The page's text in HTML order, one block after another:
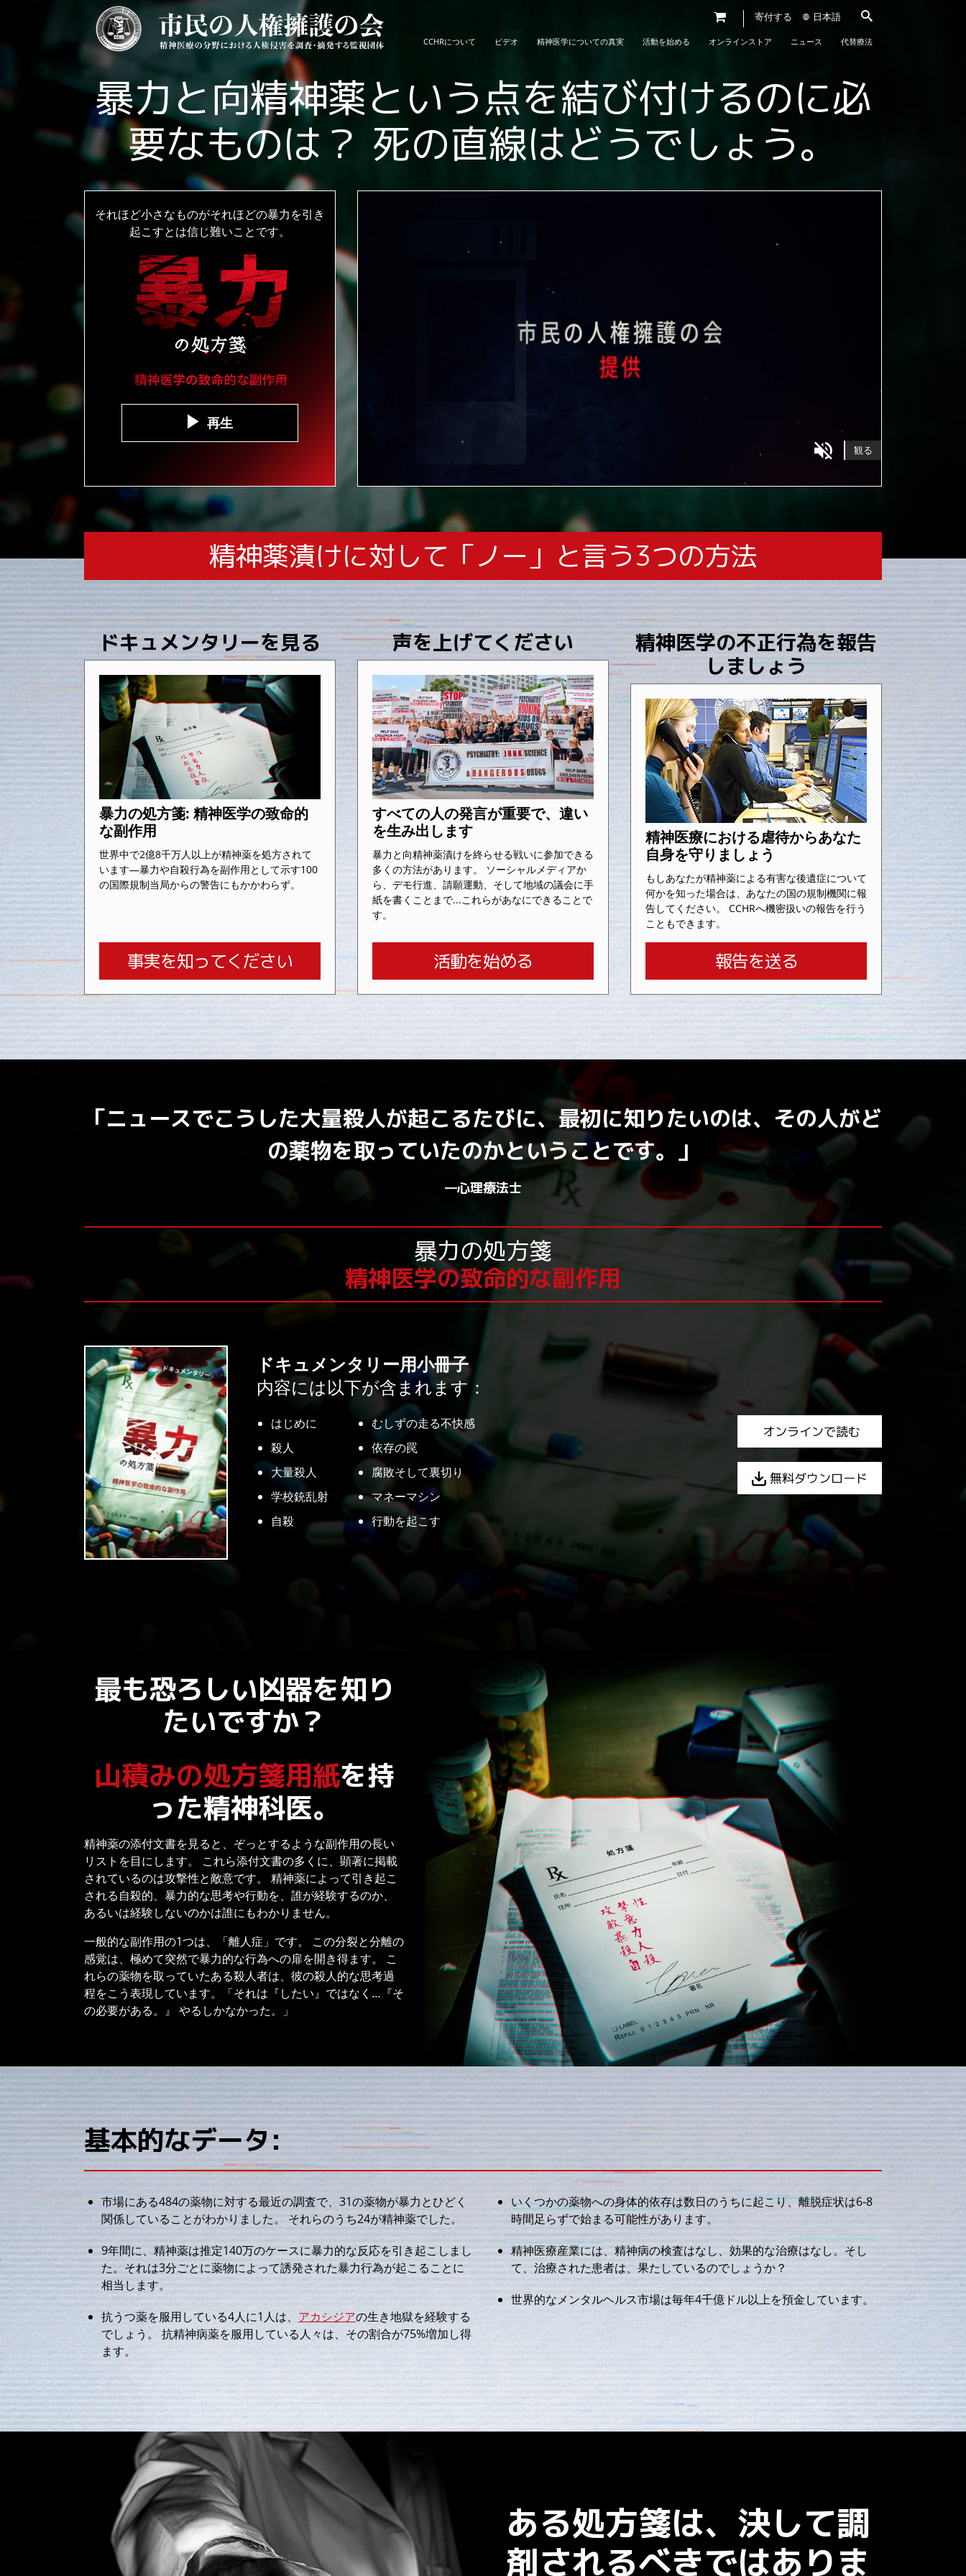
寄付する 日本語
CCHRについて ビデオ 精神医学についての真実 活動を始める オンラインストア ニュース 代替療法
暴力と向精神薬という点を結び付けるのに必
要なものは？ 死の直線はどうでしょう。
それほど小さなものがそれほどの暴力を引き
起こすとは信じ難いことです。
再生
観る
精神薬漬けに対して「ノー」と言う3つの方法
ドキュメンタリーを見る
暴力の処方箋: 精神医学の致命的
な副作用
世界中で2億8千万人以上が精神薬を処方されて
います—暴力や自殺行為を副作用として示す100
の国際規制当局からの警告にもかかわらず。
事実を知ってください
声を上げてください
すべての人の発言が重要で、違い
を生み出します
暴力と向精神薬漬けを終らせる戦いに参加できる
多くの方法があります。 ソーシャルメディアか
ら、デモ行進、請願運動、そして地域の議会に手
紙を書くことまで...これらがあなにできることで
す。
活動を始める
精神医学の不正行為を報告
しましょう
精神医療における虐待からあなた
自身を守りましょう
もしあなたが精神薬による有害な後遺症について
何かを知った場合は、あなたの国の規制機関に報
告してください。 CCHRへ機密扱いの報告を行う
こともできます。
報告を送る
「ニュースでこうした大量殺人が起こるたびに、最初に知りたいのは、その人がど
の薬物を取っていたのかということです。」
—心理療法士
暴力の処方箋
精神医学の致命的な副作用
ドキュメンタリー用小冊子
内容には以下が含まれます：
はじめに
殺人
大量殺人
学校銃乱射
自殺
むしずの走る不快感
依存の罠
腐敗そして裏切り
マネーマシン
行動を起こす
オンラインで読む
無料ダウンロード
最も恐ろしい凶器を知り
たいですか？
山積みの処方箋用紙を持
った精神科医。
精神薬の添付文書を見ると、ぞっとするような副作用の長い
リストを目にします。 これら添付文書の多くに、顕著に掲載
されているのは攻撃性と敵意です。 精神薬によって引き起こ
される自殺的、暴力的な思考や行動を、誰が経験するのか、
あるいは経験しないのかは誰にもわかりません。
一般的な副作用の1つは、「離人症」です。 この分裂と分離の
感覚は、極めて突然で暴力的な行為への扉を開き得ます。 こ
れらの薬物を取っていたある殺人者は、彼の殺人的な思考過
程をこう表現しています。「それは『したい』ではなく…『そ
の必要がある。』 やるしかなかった。」
基本的なデータ:
市場にある484の薬物に対する最近の調査で、31の薬物が暴力とひどく
関係していることがわかりました。 それらのうち24が精神薬でした。
9年間に、精神薬は推定140万のケースに暴力的な反応を引き起こしまし
た。それは3分ごとに薬物によって誘発された暴力行為が起こることに
相当します。
抗うつ薬を服用している4人に1人は、 アカシジアの生き地獄を経験する
でしょう。 抗精神病薬を服用している人々は、その割合が75%増加し得
ます。
いくつかの薬物への身体的依存は数日のうちに起こり、離脱症状は6-8
時間足らずで始まる可能性があります。
精神医療産業には、精神病の検査はなし、効果的な治療はなし。そし
て、治療された患者は、果たしているのでしょうか？
世界的なメンタルヘルス市場は毎年4千億ドル以上を預金しています。
ある処方箋は、決して調
剤されるべきではありま